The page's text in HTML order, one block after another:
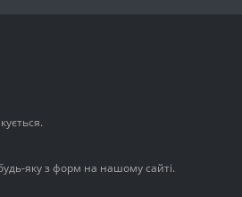
яку з форм на нашому сайті.